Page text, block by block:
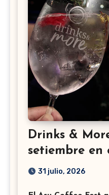
Drinks &
setiembre en
31 julio, 2026